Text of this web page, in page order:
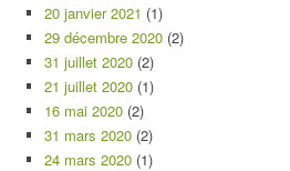
20 janvier 2021 (1)
29 décembre 2020 (2)
31 juillet 2020 (2)
21 juillet 2020 (1)
16 mai 2020 (2)
31 mars 2020 (2)
24 mars 2020 (1)